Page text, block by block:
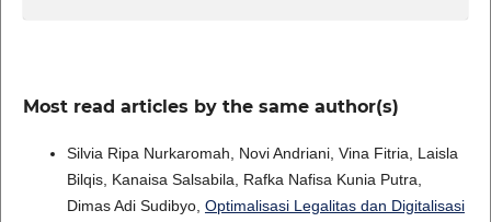
Most read articles by the same author(s)
Silvia Ripa Nurkaromah, Novi Andriani, Vina Fitria, Laisla
Bilqis, Kanaisa Salsabila, Rafka Nafisa Kunia Putra,
Dimas Adi Sudibyo, Optimalisasi Legalitas dan Digitalisasi